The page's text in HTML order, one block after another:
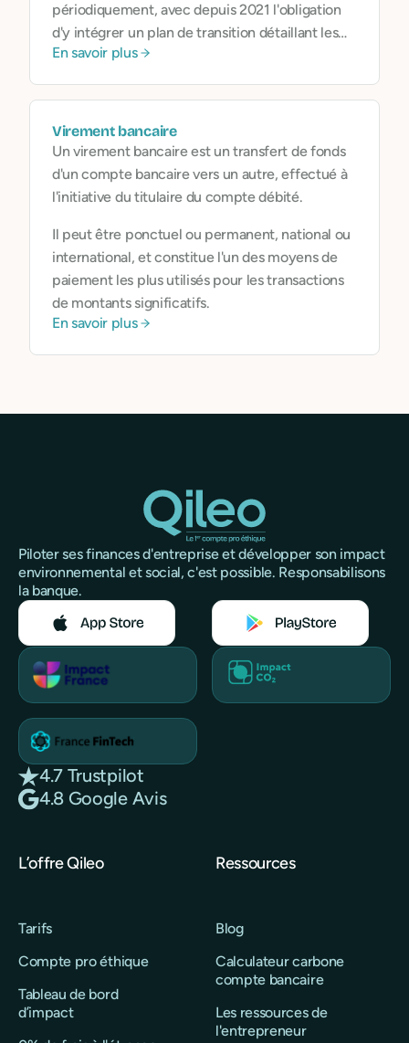
périodiquement, avec depuis 2021 l'obligation
d'y intégrer un plan de transition détaillant les
actions de réduction envisagées.
En savoir plus
Virement bancaire
Un virement bancaire est un transfert de fonds
d'un compte bancaire vers un autre, effectué à
l'initiative du titulaire du compte débité.
Il peut être ponctuel ou permanent, national ou
international, et constitue l'un des moyens de
paiement les plus utilisés pour les transactions
de montants significatifs.
En savoir plus
Piloter ses finances d'entreprise et développer son impact
environnemental et social, c'est possible. Responsabilisons
la banque.
4.7 Trustpilot
4.8 Google Avis
L’offre Qileo
Tarifs
Compte pro éthique
Tableau de bord
d’impact
Ressources
Blog
Calculateur carbone
compte bancaire
Les ressources de
l'entrepreneur